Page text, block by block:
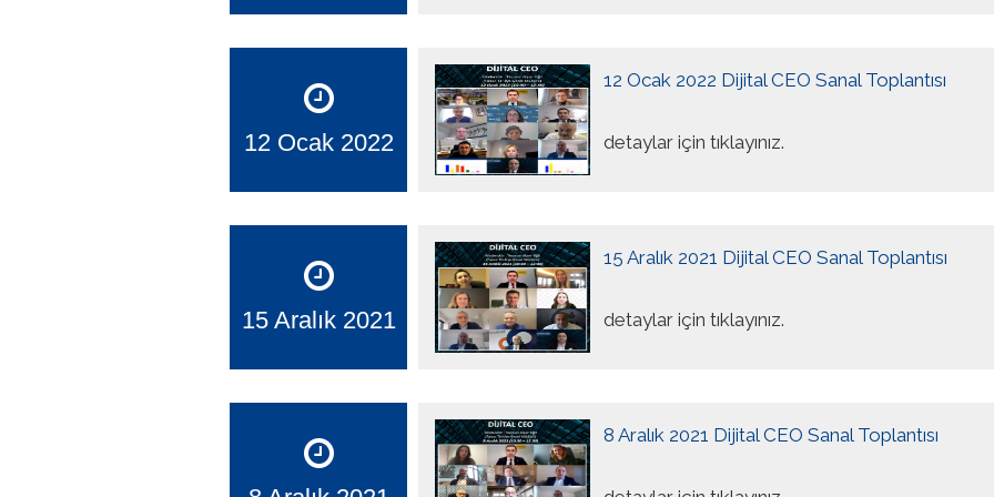
12 Ocak 2022
12 Ocak 2022 Dijital CEO Sanal Toplantısı
detaylar için tıklayınız.
15 Aralık 2021
15 Aralık 2021 Dijital CEO Sanal Toplantısı
detaylar için tıklayınız.
8 Aralık 2021 Dijital CEO Sanal Toplantısı